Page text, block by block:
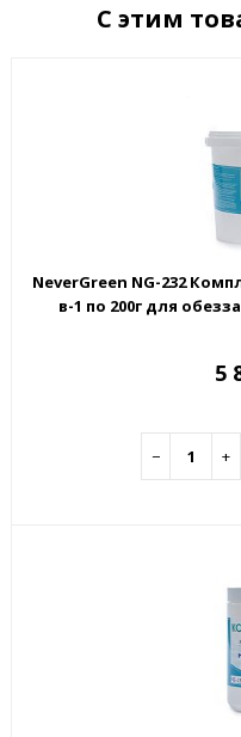
С этим
NeverGreen NG-232
в-1 по 200г для
5
− +